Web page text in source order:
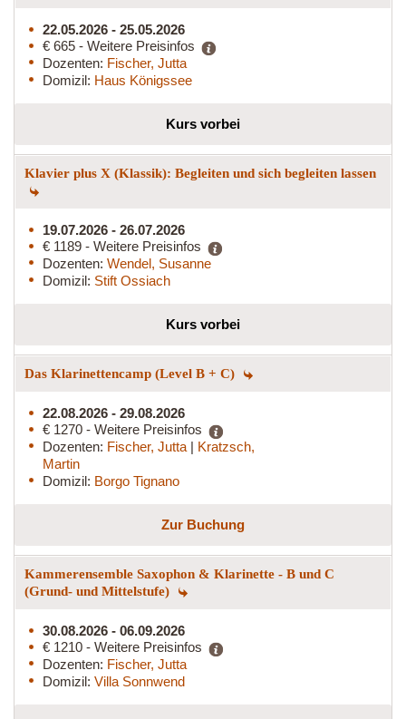
22.05.2026 - 25.05.2026
€ 665 - Weitere Preisinfos
Dozenten: Fischer, Jutta
Domizil: Haus Königssee
Kurs vorbei
Klavier plus X (Klassik): Begleiten und sich begleiten lassen
19.07.2026 - 26.07.2026
€ 1189 - Weitere Preisinfos
Dozenten: Wendel, Susanne
Domizil: Stift Ossiach
Kurs vorbei
Das Klarinettencamp (Level B + C)
22.08.2026 - 29.08.2026
€ 1270 - Weitere Preisinfos
Dozenten: Fischer, Jutta | Kratzsch,
Martin
Domizil: Borgo Tignano
Zur Buchung
Kammerensemble Saxophon & Klarinette - B und C
(Grund- und Mittelstufe)
30.08.2026 - 06.09.2026
€ 1210 - Weitere Preisinfos
Dozenten: Fischer, Jutta
Domizil: Villa Sonnwend